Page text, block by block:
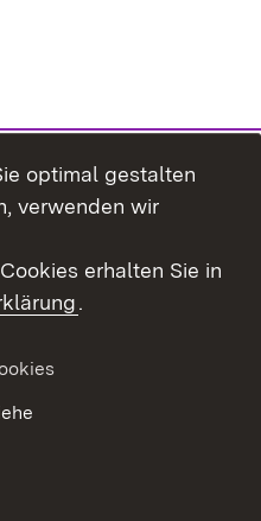
zur
optimal gestalten
verwenden wir
erhalten Sie in
.